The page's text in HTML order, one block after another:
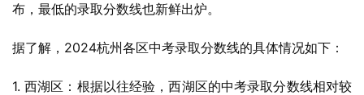
布，最低的录取分数线也新鲜出炉。
据了解，2024杭州各区中考录取分数线的具体情况如下：
1. 西湖区：根据以往经验，西湖区的中考录取分数线相对较